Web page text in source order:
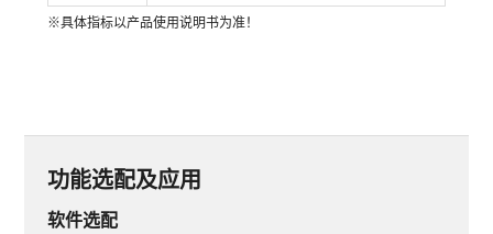
※具体指标以产品使用说明书为准！
功能选配及应用
软件选配